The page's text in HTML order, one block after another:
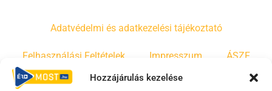
Hozzájárulás kezelése
Adatvédelmi és adatkezelési tájékoztató
Felhasználási Feltételek Impresszum ÁSZF
Irányelvek Moderálási szabályzat